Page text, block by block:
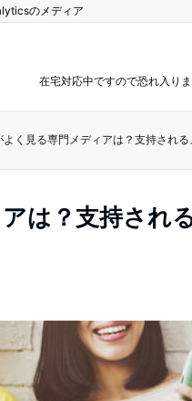
のメディア
在宅対応中ですので恐れ入り
よく見る専門メディアは？支持され
は？支持され